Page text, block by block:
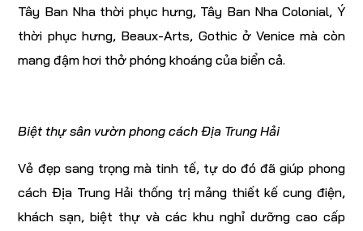
Tây Ban Nha thời phục hưng, Tây Ban Nha Colonial, Ý
thời phục hưng, Beaux-Arts, Gothic ở Venice mà còn
mang đậm hơi thở phóng khoáng của biển cả.
Biệt thự sân vườn phong cách Địa Trung Hải
Vẻ đẹp sang trọng mà tinh tế, tự do đó đã giúp phong
cách Địa Trung Hải thống trị mảng thiết kế cung điện,
khách sạn, biệt thự và các khu nghỉ dưỡng cao cấp